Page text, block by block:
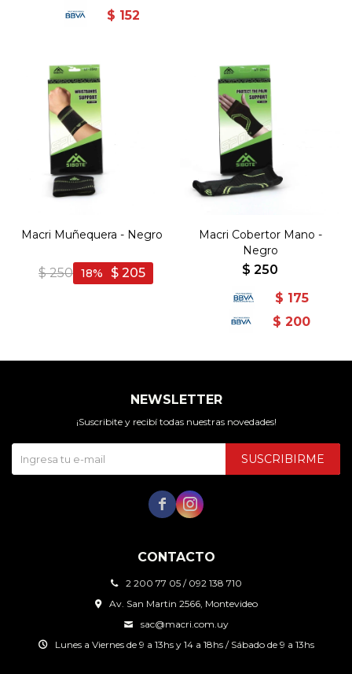
$ 152
Macri Muñequera - Negro
$ 250 $ 205
18
Macri Cobertor Mano -
Negro
$ 250
$ 175
$ 200
CONTACTO
2 200 77 05 / 092 138 710
Av. San Martin 2566, Montevideo
sac@macri.com.uy
Lunes a Viernes de 9 a 13hs y 14 a 18hs / Sábado de 9 a 13hs
NEWSLETTER
¡Suscribite y recibí todas nuestras novedades!
SUSCRIBIRME
 